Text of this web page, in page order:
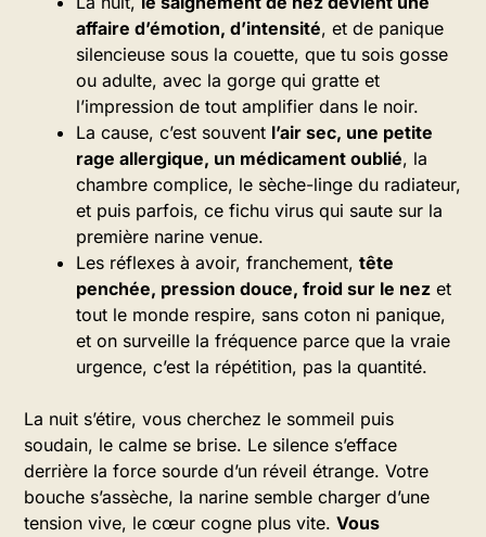
affaire d’émotion, d’intensité, et de panique
silencieuse sous la couette, que tu sois gosse
ou adulte, avec la gorge qui gratte et
l’impression de tout amplifier dans le noir.
La cause, c’est souvent l’air sec, une petite
rage allergique, un médicament oublié, la
chambre complice, le sèche-linge du radiateur,
et puis parfois, ce fichu virus qui saute sur la
première narine venue.
Les réflexes à avoir, franchement, tête
penchée, pression douce, froid sur le nez et
tout le monde respire, sans coton ni panique,
et on surveille la fréquence parce que la vraie
urgence, c’est la répétition, pas la quantité.
La nuit s’étire, vous cherchez le sommeil puis
soudain, le calme se brise. Le silence s’efface
derrière la force sourde d’un réveil étrange. Votre
bouche s’assèche, la narine semble charger d’une
tension vive, le cœur cogne plus vite. Vous